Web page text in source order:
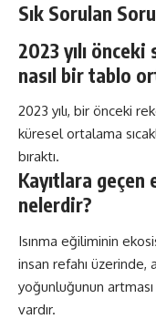
Sık Sorulan
2023 yılı önceki
nasıl bir tablo
2023 yılı, bir önceki
küresel ortalama
bıraktı.
Kayıtlara geçen
nelerdir?
Isınma eğiliminin
insan refahı üzerinde,
yoğunluğunun
vardır.